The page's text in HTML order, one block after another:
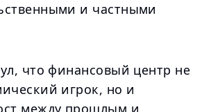
и частными
что финансовый центр не
игрок, но и
между прошлым и